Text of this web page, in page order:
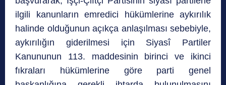
ilgili kanunların emredici hükümlerine aykırılık
halinde olduğunun açıkça anlaşılması sebebiyle,
aykırılığın giderilmesi için Siyasî Partiler
Kanununun 113. maddesinin birinci ve ikinci
fıkraları hükümlerine göre parti genel